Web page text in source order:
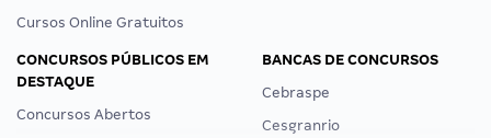
Cursos Online Gratuitos
CONCURSOS PÚBLICOS EM
DESTAQUE
Concursos Abertos
BANCAS DE CONCURSOS
Cebraspe
Cesgranrio